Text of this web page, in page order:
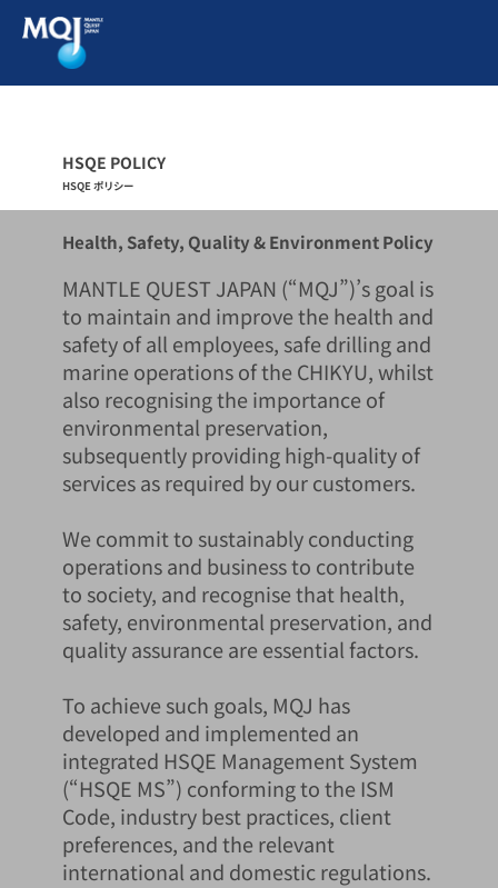
HSQE POLICY
HSQE ポリシー
Health, Safety, Quality & Environment Policy
MANTLE QUEST JAPAN (“MQJ”)’s goal is
to maintain and improve the health and
safety of all employees, safe drilling and
marine operations of the CHIKYU, whilst
also recognising the importance of
environmental preservation,
subsequently providing high-quality of
services as required by our customers.
We commit to sustainably conducting
operations and business to contribute
to society, and recognise that health,
safety, environmental preservation, and
quality assurance are essential factors.
To achieve such goals, MQJ has
developed and implemented an
integrated HSQE Management System
(“HSQE MS”) conforming to the ISM
Code, industry best practices, client
preferences, and the relevant
international and domestic regulations.